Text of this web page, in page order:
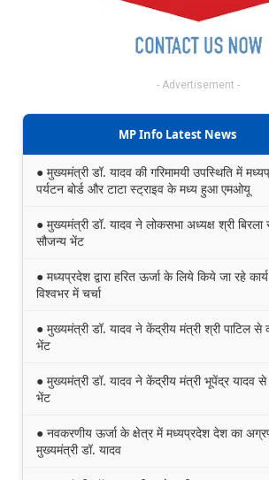
- Advertisement -
MP Info Latest News
● मुख्यमंत्री डॉ. यादव की गरिमामयी उपस्थिति में
पर्यटन बोर्ड और टाटा स्ट्राइव के मध्य हुआ एमओयू
● मुख्यमंत्री डॉ. यादव ने लोकसभा अध्यक्ष श्री बिरला
सौजन्य भेंट
● मध्यप्रदेश द्वारा हरित ऊर्जा के लिये किये जा रहे
विश्वभर में चर्चा
● मुख्यमंत्री डॉ. यादव ने केंद्रीय मंत्री श्री पाटिल से
भेंट
● मुख्यमंत्री डॉ. यादव ने केंद्रीय मंत्री भूपेंद्र यादव
भेंट
● नवकरणीय ऊर्जा के क्षेत्र में मध्यप्रदेश देश का
मुख्यमंत्री डॉ. यादव